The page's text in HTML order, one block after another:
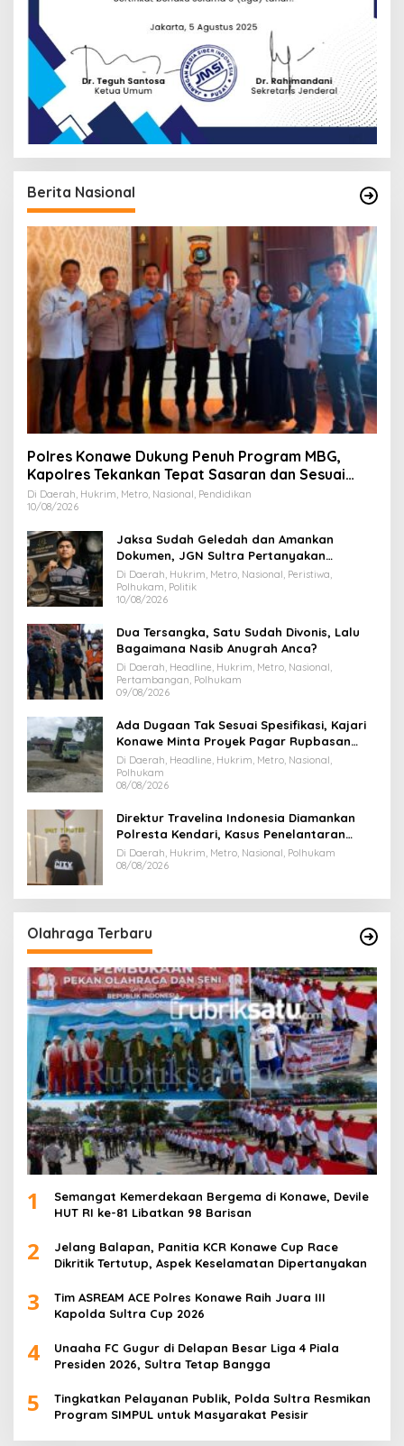
Berita Nasional
Polres Konawe Dukung Penuh Program MBG,
Kapolres Tekankan Tepat Sasaran dan Sesuai
Aturan
Di Daerah, Hukrim, Metro, Nasional, Pendidikan
10/08/2026
Jaksa Sudah Geledah dan Amankan
Dokumen, JGN Sultra Pertanyakan
Tersangka Dana Hibah Pilkada Bombana
Di Daerah, Hukrim, Metro, Nasional, Peristiwa,
Polhukam, Politik
10/08/2026
Dua Tersangka, Satu Sudah Divonis, Lalu
Bagaimana Nasib Anugrah Anca?
Di Daerah, Headline, Hukrim, Metro, Nasional,
Pertambangan, Polhukam
09/08/2026
Ada Dugaan Tak Sesuai Spesifikasi, Kajari
Konawe Minta Proyek Pagar Rupbasan
Rp1,9 Miliar Dihentikan
Di Daerah, Headline, Hukrim, Metro, Nasional,
Polhukam
08/08/2026
Direktur Travelina Indonesia Diamankan
Polresta Kendari, Kasus Penelantaran
Jemaah Umrah Masuk Babak Baru
Di Daerah, Hukrim, Metro, Nasional, Polhukam
08/08/2026
Olahraga Terbaru
1
Semangat Kemerdekaan Bergema di Konawe, Devile
HUT RI ke-81 Libatkan 98 Barisan
2
Jelang Balapan, Panitia KCR Konawe Cup Race
Dikritik Tertutup, Aspek Keselamatan Dipertanyakan
3
Tim ASREAM ACE Polres Konawe Raih Juara III
Kapolda Sultra Cup 2026
4
Unaaha FC Gugur di Delapan Besar Liga 4 Piala
Presiden 2026, Sultra Tetap Bangga
5
Tingkatkan Pelayanan Publik, Polda Sultra Resmikan
Program SIMPUL untuk Masyarakat Pesisir